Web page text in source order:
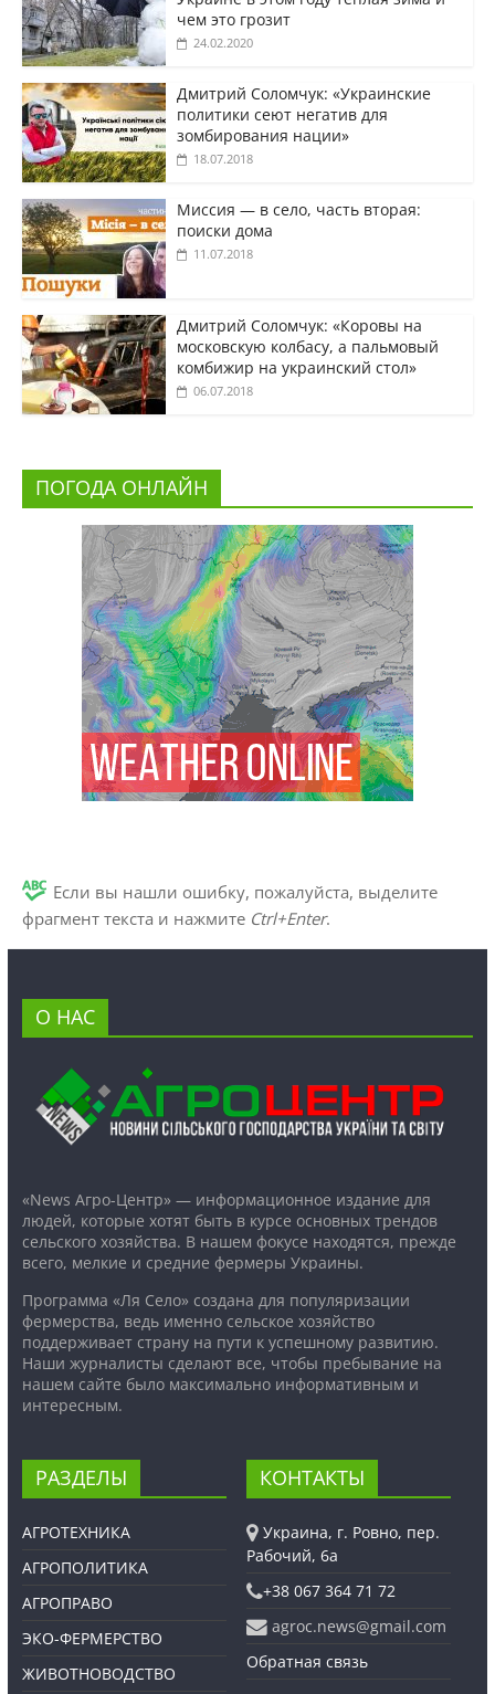
чем это грозит
24.02.2020
Дмитрий Соломчук: «Украинские
политики сеют негатив для
зомбирования нации»
18.07.2018
Миссия — в село, часть вторая:
поиски дома
11.07.2018
Дмитрий Соломчук: «Коровы на
московскую колбасу, а пальмовый
комбижир на украинский стол»
06.07.2018
ПОГОДА ОНЛАЙН
Если вы нашли ошибку, пожалуйста, выделите
фрагмент текста и нажмите Ctrl+Enter.
О НАС
«News Агро-Центр» — информационное издание для
людей, которые хотят быть в курсе основных трендов
сельского хозяйства. В нашем фокусе находятся, прежде
всего, мелкие и средние фермеры Украины.
Программа «Ля Село» создана для популяризации
фермерства, ведь именно сельское хозяйство
поддерживает страну на пути к успешному развитию.
Наши журналисты сделают все, чтобы пребывание на
нашем сайте было максимально информативным и
интересным.
РАЗДЕЛЫ
АГРОТЕХНИКА
АГРОПОЛИТИКА
АГРОПРАВО
ЭКО-ФЕРМЕРСТВО
ЖИВОТНОВОДСТВО
КОНТАКТЫ
Украина, г. Ровно, пер.
Рабочий, 6а
+38 067 364 71 72
agroc.news@gmail.com
Обратная связь